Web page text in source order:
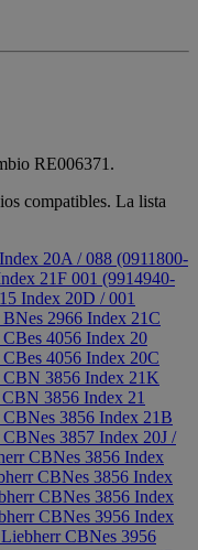
RE006371.
compatibles. La lista
20A / 088 (0911800-
21F 001 (9914940-
Index 20D / 001
2966 Index 21C
4056 Index 20
4056 Index 20C
3856 Index 21K
3856 Index 21
3856 Index 21B
3857 Index 20J /
CBNes 3856 Index
CBNes 3856 Index
CBNes 3856 Index
CBNes 3956 Index
CBNes 3956